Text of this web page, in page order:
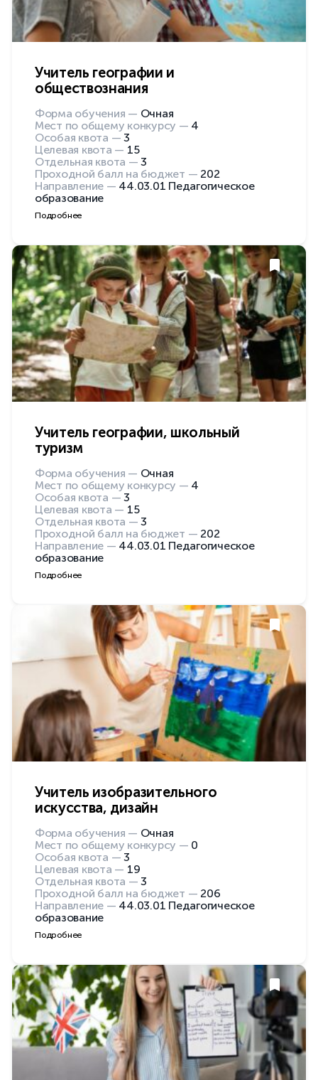
Учитель географии и
обществознания
Форма обучения — Очная
Мест по общему конкурсу — 4
Особая квота —3
Целевая квота — 15
Отдельная квота —3
Проходной балл на бюджет — 202
Направление — 44.03.01 Педагогическое
образование
Подробнее
Учитель географии, школьный
туризм
Форма обучения — Очная
Мест по общему конкурсу — 4
Особая квота —3
Целевая квота — 15
Отдельная квота —3
Проходной балл на бюджет — 202
Направление — 44.03.01 Педагогическое
образование
Подробнее
Учитель изобразительного
искусства, дизайн
Форма обучения — Очная
Мест по общему конкурсу — 0
Особая квота —3
Целевая квота — 19
Отдельная квота —3
Проходной балл на бюджет — 206
Направление — 44.03.01 Педагогическое
образование
Подробнее